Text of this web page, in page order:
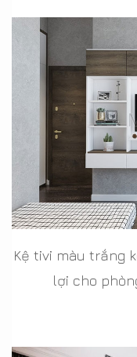
Kệ tivi màu trắng
lợi cho